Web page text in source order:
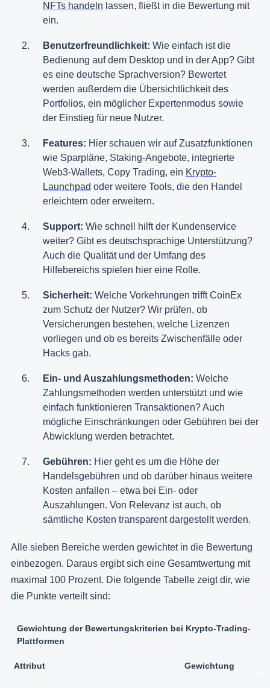
NFTs handeln lassen, fließt in die Bewertung mit
ein.
Benutzerfreundlichkeit: Wie einfach ist die
Bedienung auf dem Desktop und in der App? Gibt
es eine deutsche Sprachversion? Bewertet
werden außerdem die Übersichtlichkeit des
Portfolios, ein möglicher Expertenmodus sowie
der Einstieg für neue Nutzer.
Features: Hier schauen wir auf Zusatzfunktionen
wie Sparpläne, Staking-Angebote, integrierte
Web3-Wallets, Copy Trading, ein Krypto-
Launchpad oder weitere Tools, die den Handel
erleichtern oder erweitern.
Support: Wie schnell hilft der Kundenservice
weiter? Gibt es deutschsprachige Unterstützung?
Auch die Qualität und der Umfang des
Hilfebereichs spielen hier eine Rolle.
Sicherheit: Welche Vorkehrungen trifft CoinEx
zum Schutz der Nutzer? Wir prüfen, ob
Versicherungen bestehen, welche Lizenzen
vorliegen und ob es bereits Zwischenfälle oder
Hacks gab.
Ein- und Auszahlungsmethoden: Welche
Zahlungsmethoden werden unterstützt und wie
einfach funktionieren Transaktionen? Auch
mögliche Einschränkungen oder Gebühren bei der
Abwicklung werden betrachtet.
Gebühren: Hier geht es um die Höhe der
Handelsgebühren und ob darüber hinaus weitere
Kosten anfallen – etwa bei Ein- oder
Auszahlungen. Von Relevanz ist auch, ob
sämtliche Kosten transparent dargestellt werden.
Alle sieben Bereiche werden gewichtet in die Bewertung
einbezogen. Daraus ergibt sich eine Gesamtwertung mit
maximal 100 Prozent. Die folgende Tabelle zeigt dir, wie
die Punkte verteilt sind:
Gewichtung der Bewertungskriterien bei Krypto-Trading-
Plattformen
Attribut Gewichtung